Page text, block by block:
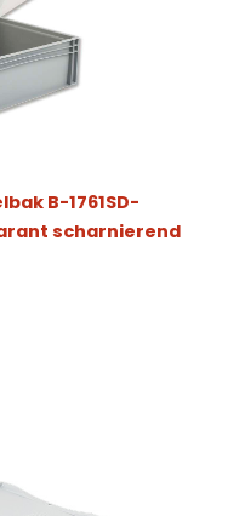
B-1761SD-
scharnierend